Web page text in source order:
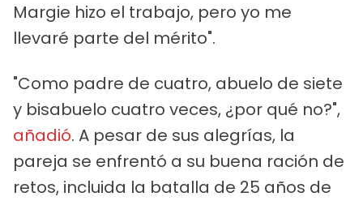
Margie hizo el trabajo, pero yo me
llevaré parte del mérito".
"Como padre de cuatro, abuelo de siete
y bisabuelo cuatro veces, ¿por qué no?",
añadió. A pesar de sus alegrías, la
pareja se enfrentó a su buena ración de
retos, incluida la batalla de 25 años de